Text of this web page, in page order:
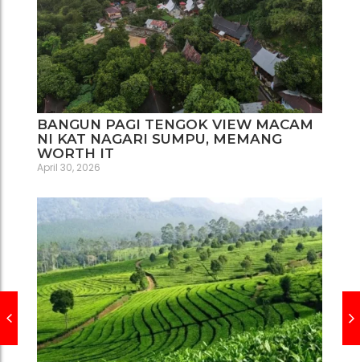
BANGUN PAGI TENGOK VIEW MACAM
NI KAT NAGARI SUMPU, MEMANG
WORTH IT
April 30, 2026